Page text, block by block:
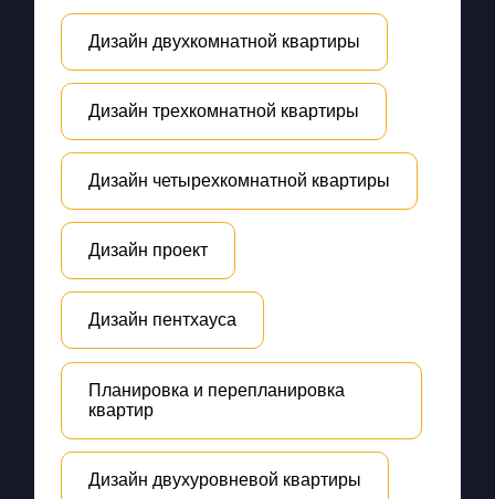
Дизайн двухкомнатной квартиры
Дизайн трехкомнатной квартиры
Дизайн четырехкомнатной квартиры
Дизайн проект
Дизайн пентхауса
Планировка и перепланировка
квартир
Дизайн двухуровневой квартиры